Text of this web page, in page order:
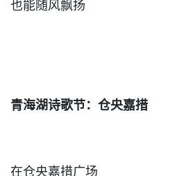
也能随风飘扬
青海湖诗歌节：仓央嘉措
在仓央嘉措广场